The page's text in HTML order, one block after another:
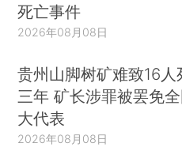
死亡事件
2026年08月08日
贵州山脚树矿难致16人
三年 矿长涉罪被罢免
大代表
2026年08月08日